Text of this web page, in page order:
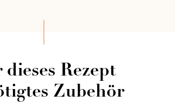
dieses Rezept
Zubehör